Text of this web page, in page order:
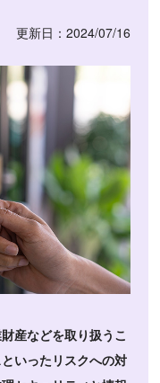
更新日：2024/07/16
産などを取り扱うこ
いったリスクへの対